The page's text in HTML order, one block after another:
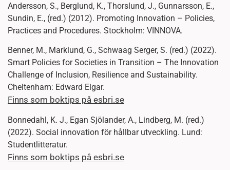
Andersson, S., Berglund, K., Thorslund, J., Gunnarsson, E.,
Sundin, E., (red.) (2012). Promoting Innovation – Policies,
Practices and Procedures. Stockholm: VINNOVA.
Benner, M., Marklund, G., Schwaag Serger, S. (red.) (2022).
Smart Policies for Societies in Transition – The Innovation
Challenge of Inclusion, Resilience and Sustainability.
Cheltenham: Edward Elgar.
Finns som boktips på esbri.se
Bonnedahl, K. J., Egan Sjölander, A., Lindberg, M. (red.)
(2022). Social innovation för hållbar utveckling. Lund:
Studentlitteratur.
Finns som boktips på esbri.se